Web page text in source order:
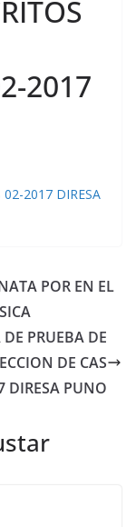
2017
2017 DIRESA
POR EN EL
PRUEBA DE
DE CAS
DIRESA PUNO